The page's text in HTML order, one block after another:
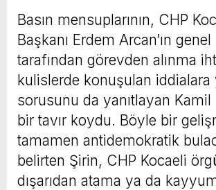
Basın mensuplarının, CHP
Başkanı Erdem Arcan’ın
tarafından görevden alınma
kulislerde konuşulan iddialara
sorusunu da yanıtlayan Kamil
bir tavır koydu. Böyle bir
tamamen antidemokratik
belirten Şirin, CHP Kocaeli
dışarıdan atama ya da